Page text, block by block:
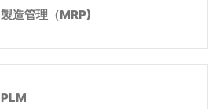
製造管理（MRP)
PLM